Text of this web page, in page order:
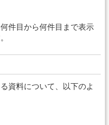
件目から何件目まで表示
資料について、以下のよ